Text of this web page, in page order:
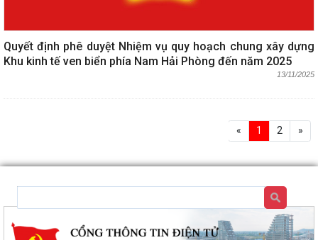
Quyết định phê duyệt Nhiệm vụ quy hoạch chung xây dựng
Khu kinh tế ven biển phía Nam Hải Phòng đến năm 2025
13/11/2025
« 1 2 »